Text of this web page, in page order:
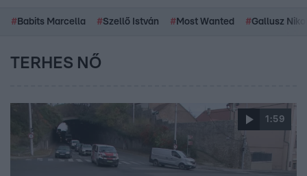
# Babits Marcella #Szellő István # Most Wanted #Gallusz
TERHES NŐ
1:59